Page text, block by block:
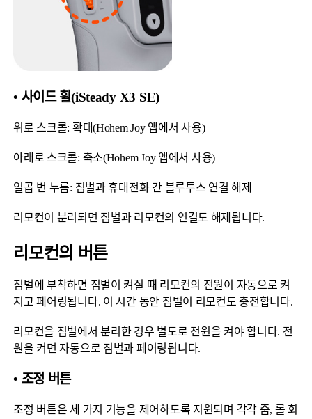
• 사이드 휠(iSteady X3 SE)
위로 스크롤: 확대(Hohem Joy 앱에서 사용)
아래로 스크롤: 축소(Hohem Joy 앱에서 사용)
일곱 번 누름: 짐벌과 휴대전화 간 블루투스 연결 해제
리모컨이 분리되면 짐벌과 리모컨의 연결도 해제됩니다.
리모컨의 버튼
짐벌에 부착하면 짐벌이 켜질 때 리모컨의 전원이 자동으로 켜
지고 페어링됩니다. 이 시간 동안 짐벌이 리모컨도 충전합니다.
리모컨을 짐벌에서 분리한 경우 별도로 전원을 켜야 합니다. 전
원을 켜면 자동으로 짐벌과 페어링됩니다.
• 조정 버튼
조정 버튼은 세 가지 기능을 제어하도록 지원되며 각각 줌, 롤 회